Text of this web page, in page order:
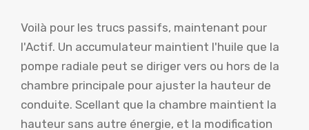
Voilà pour les trucs passifs, maintenant pour
l'Actif. Un accumulateur maintient l'huile que la
pompe radiale peut se diriger vers ou hors de la
chambre principale pour ajuster la hauteur de
conduite. Scellant que la chambre maintient la
hauteur sans autre énergie, et la modification